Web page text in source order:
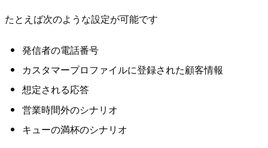
たとえば次のような設定が可能です
発信者の電話番号
カスタマープロファイルに登録された顧客情報
想定される応答
営業時間外のシナリオ
キューの満杯のシナリオ